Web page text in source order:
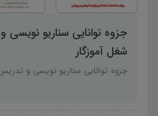
جزوه توانایی سناریو
شغل آموزگار
جزوه توانایی سناریو نویسی و